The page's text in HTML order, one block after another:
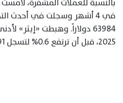
63984 دولاراً. وهبطت «إيثر»
2025، قبل أن ترتفع 0.6% لتسجل 1791 دولاراً.